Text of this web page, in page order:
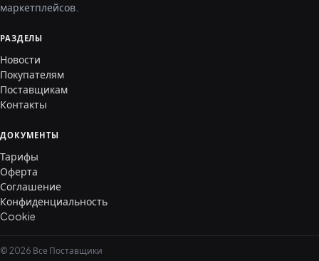
маркетплейсов.
РАЗДЕЛЫ
Новости
Покупателям
Поставщикам
Контакты
ДОКУМЕНТЫ
Тарифы
Оферта
Соглашение
Конфиденциальность
Cookie
© 2026 Все Поставщики